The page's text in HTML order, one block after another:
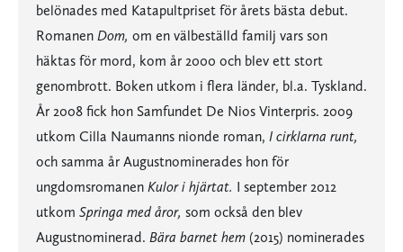
belönades med Katapultpriset för årets bästa debut.
Romanen Dom, om en välbeställd familj vars son
häktas för mord, kom år 2000 och blev ett stort
genombrott. Boken utkom i flera länder, bl.a. Tyskland.
År 2008 fick hon Samfundet De Nios Vinterpris. 2009
utkom Cilla Naumanns nionde roman, I cirklarna runt,
och samma år Augustnominerades hon för
ungdomsromanen Kulor i hjärtat. I september 2012
utkom Springa med åror, som också den blev
Augustnominerad. Bära barnet hem (2015) nominerades